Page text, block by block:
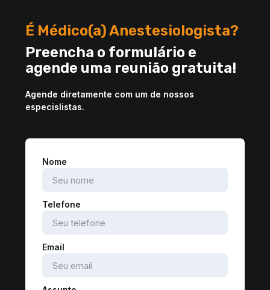
É Médico(a) Anestesiologista?
Preencha o formulário e
agende uma reunião gratuita!
Agende diretamente com um de nossos
especislistas.
Nome
Telefone
Email